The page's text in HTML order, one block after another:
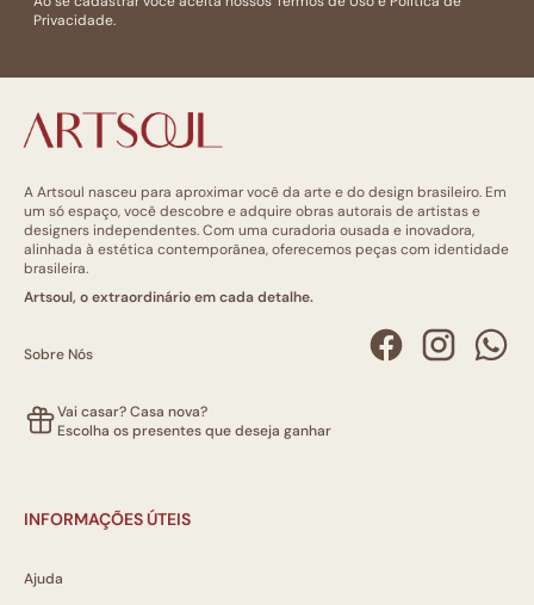
Privacidade.
A Artsoul nasceu para aproximar você da arte e do design brasileiro. Em
um só espaço, você descobre e adquire obras autorais de artistas e
designers independentes. Com uma curadoria ousada e inovadora,
alinhada à estética contemporânea, oferecemos peças com identidade
brasileira.
Artsoul, o extraordinário em cada detalhe.
Sobre Nós
Vai casar? Casa nova?
Escolha os presentes que deseja ganhar
INFORMAÇÕES ÚTEIS
Ajuda